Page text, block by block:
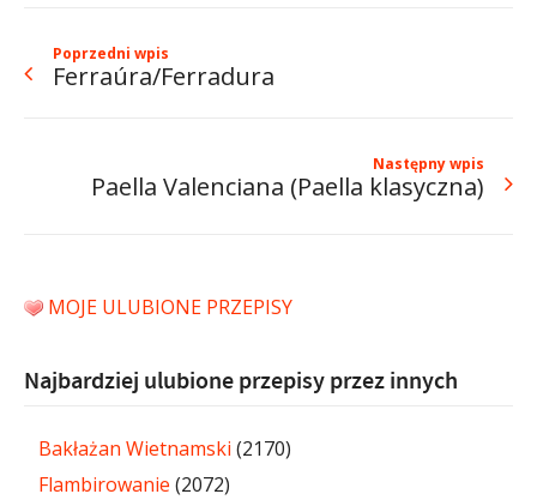
Poprzedni wpis
Ferraúra/Ferradura
Następny wpis
Paella Valenciana (Paella klasyczna)
MOJE ULUBIONE PRZEPISY
Najbardziej ulubione przepisy przez innych
Bakłażan Wietnamski (2170)
Flambirowanie (2072)